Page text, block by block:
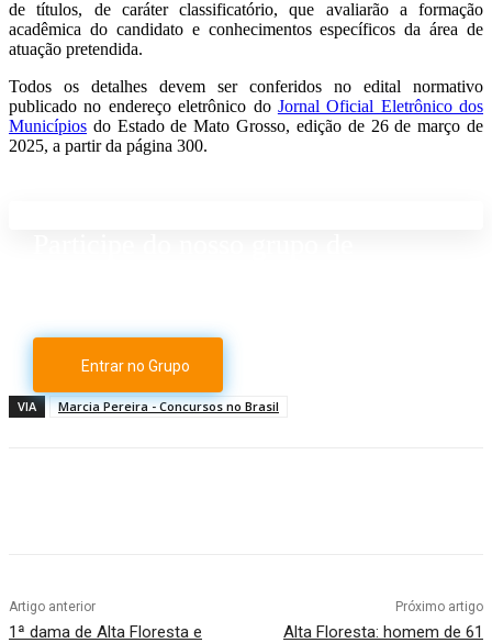
de títulos, de caráter classificatório, que avaliarão a formação
acadêmica do candidato e conhecimentos específicos da área de
atuação pretendida.
Todos os detalhes devem ser conferidos no edital normativo
publicado no endereço eletrônico do Jornal Oficial Eletrônico dos
Municípios do Estado de Mato Grosso, edição de 26 de março de
2025, a partir da página 300.
Entrar no Grupo
VIA Marcia Pereira - Concursos no Brasil
Artigo anterior
1ª dama de Alta Floresta e
Próximo artigo
Alta Floresta: homem de 61